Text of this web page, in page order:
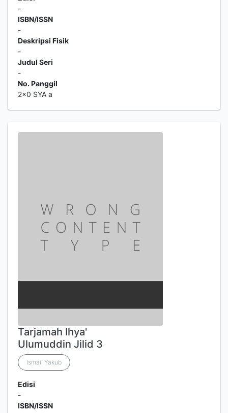
-
ISBN/ISSN
-
Deskripsi Fisik
-
Judul Seri
-
No. Panggil
2x0 SYA a
Tarjamah Ihya'
Ulumuddin Jilid 3
Ismail Yakub
Edisi
-
ISBN/ISSN